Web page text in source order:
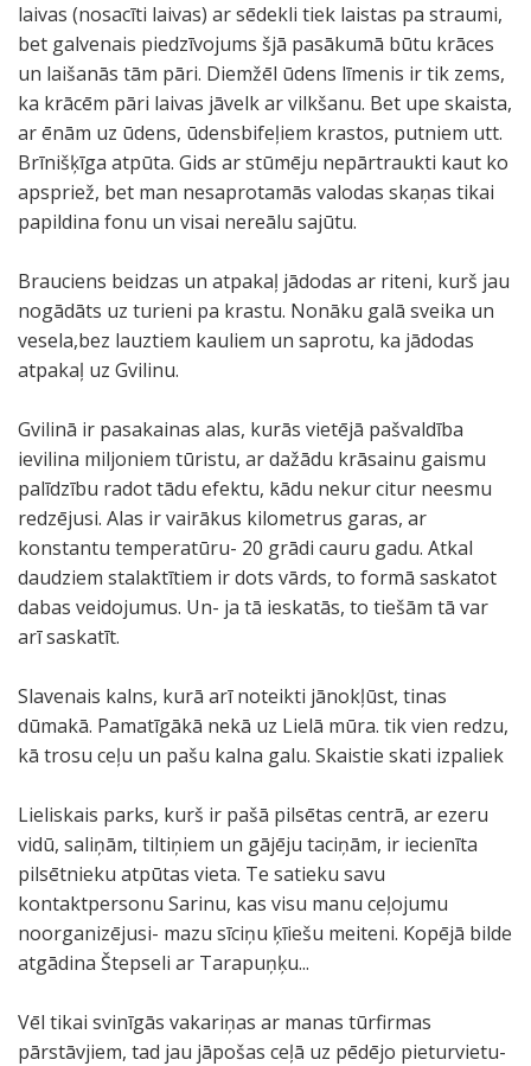
laivas (nosacīti laivas) ar sēdekli tiek laistas pa straumi,
bet galvenais piedzīvojums šjā pasākumā būtu krāces
un laišanās tām pāri. Diemžēl ūdens līmenis ir tik zems,
ka krācēm pāri laivas jāvelk ar vilkšanu. Bet upe skaista,
ar ēnām uz ūdens, ūdensbifeļiem krastos, putniem utt.
Brīnišķīga atpūta. Gids ar stūmēju nepārtraukti kaut ko
apspriež, bet man nesaprotamās valodas skaņas tikai
papildina fonu un visai nereālu sajūtu.
Brauciens beidzas un atpakaļ jādodas ar riteni, kurš jau
nogādāts uz turieni pa krastu. Nonāku galā sveika un
vesela,bez lauztiem kauliem un saprotu, ka jādodas
atpakaļ uz Gvilinu.
Gvilinā ir pasakainas alas, kurās vietējā pašvaldība
ievilina miljoniem tūristu, ar dažādu krāsainu gaismu
palīdzību radot tādu efektu, kādu nekur citur neesmu
redzējusi. Alas ir vairākus kilometrus garas, ar
konstantu temperatūru- 20 grādi cauru gadu. Atkal
daudziem stalaktītiem ir dots vārds, to formā saskatot
dabas veidojumus. Un- ja tā ieskatās, to tiešām tā var
arī saskatīt.
Slavenais kalns, kurā arī noteikti jānokļūst, tinas
dūmakā. Pamatīgākā nekā uz Lielā mūra. tik vien redzu,
kā trosu ceļu un pašu kalna galu. Skaistie skati izpaliek
Lieliskais parks, kurš ir pašā pilsētas centrā, ar ezeru
vidū, saliņām, tiltiņiem un gājēju taciņām, ir iecienīta
pilsētnieku atpūtas vieta. Te satieku savu
kontaktpersonu Sarinu, kas visu manu ceļojumu
noorganizējusi- mazu sīciņu ķīiešu meiteni. Kopējā bilde
atgādina Štepseli ar Tarapuņķu...
Vēl tikai svinīgās vakariņas ar manas tūrfirmas
pārstāvjiem, tad jau jāpošas ceļā uz pēdējo pieturvietu-